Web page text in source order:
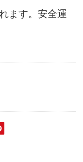
ます。安全運